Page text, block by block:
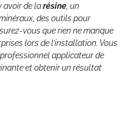
avoir de larésine, un
des outils pour
vous que rien ne manque
lors de l’installation. Vous
applicateur de
et obtenir un résultat